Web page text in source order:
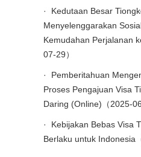
· Kedutaan Besar
Menyelenggarakan
Kemudahan Perjalanan
07-29）
· Pemberitahuan
Proses Pengajuan Visa
Daring (Online)（2025-
· Kebijakan Bebas Visa
Berlaku untuk Indonesia